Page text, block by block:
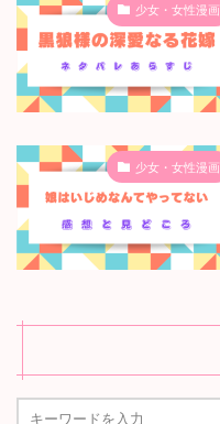
少女・女性漫画
少女・女性漫画